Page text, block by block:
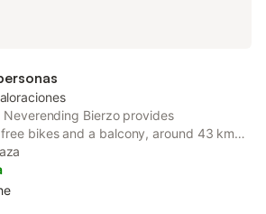
Neverending Bierzo provides
bikes and a balcony, around 43 km